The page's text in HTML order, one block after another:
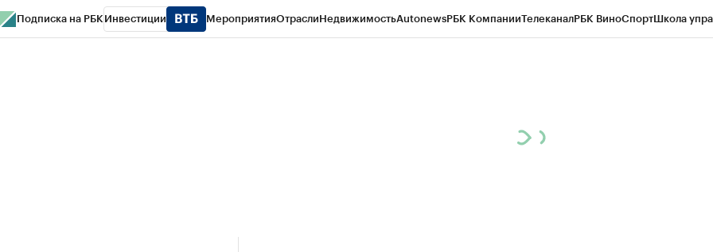
Подписка на РБК Инвестиции МероприятияОтраслиНедвижимостьAutonewsРБК КомпанииТелеканалРБК ВиноСпортШкола